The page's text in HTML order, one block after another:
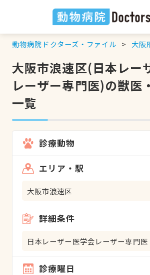
動物病院ドクターズ・ファイル 大阪
大阪市浪速区(日本レー
レーザー専門医)の獣医
一覧
診療動物
エリア・駅
大阪市浪速区
詳細条件
日本レーザー医学会レーザー専門医
診療曜日